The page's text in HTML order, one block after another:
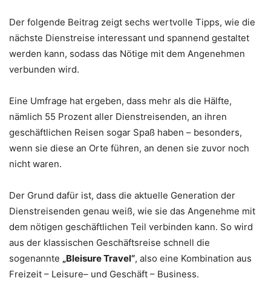
Der folgende Beitrag zeigt sechs wertvolle Tipps, wie die
nächste Dienstreise interessant und spannend gestaltet
werden kann, sodass das Nötige mit dem Angenehmen
verbunden wird.
Eine Umfrage hat ergeben, dass mehr als die Hälfte,
nämlich 55 Prozent aller Dienstreisenden, an ihren
geschäftlichen Reisen sogar Spaß haben – besonders,
wenn sie diese an Orte führen, an denen sie zuvor noch
nicht waren.
Der Grund dafür ist, dass die aktuelle Generation der
Dienstreisenden genau weiß, wie sie das Angenehme mit
dem nötigen geschäftlichen Teil verbinden kann. So wird
aus der klassischen Geschäftsreise schnell die
sogenannte „Bleisure Travel“, also eine Kombination aus
Freizeit – Leisure– und Geschäft – Business.